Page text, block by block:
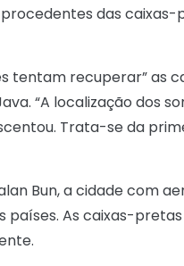
das caixas-
tentam recuperar” as
“A localização dos
Trata-se da
Bun, a cidade com
As caixas-